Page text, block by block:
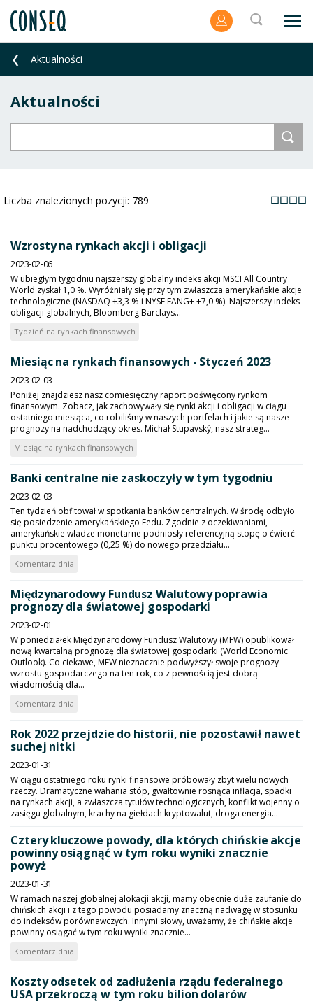
Aktualności
Aktualności
Liczba znalezionych pozycji: 789
Wzrosty na rynkach akcji i obligacji
2023-02-06
W ubiegłym tygodniu najszerszy globalny indeks akcji MSCI All Country
World zyskał 1,0 %. Wyróżniały się przy tym zwłaszcza amerykańskie akcje
technologiczne (NASDAQ +3,3 % i NYSE FANG+ +7,0 %). Najszerszy indeks
obligacji globalnych, Bloomberg Barclays...
Tydzień na rynkach finansowych
Miesiąc na rynkach finansowych - Styczeń 2023
2023-02-03
Poniżej znajdziesz nasz comiesięczny raport poświęcony rynkom
finansowym. Zobacz, jak zachowywały się rynki akcji i obligacji w ciągu
ostatniego miesiąca, co robiliśmy w naszych portfelach i jakie są nasze
prognozy na nadchodzący okres. Michał Stupavský, nasz strateg...
Miesiąc na rynkach finansowych
Banki centralne nie zaskoczyły w tym tygodniu
2023-02-03
Ten tydzień obfitował w spotkania banków centralnych. W środę odbyło
się posiedzenie amerykańskiego Fedu. Zgodnie z oczekiwaniami,
amerykańskie władze monetarne podniosły referencyjną stopę o ćwierć
punktu procentowego (0,25 %) do nowego przedziału...
Komentarz dnia
Międzynarodowy Fundusz Walutowy poprawia
prognozy dla światowej gospodarki
2023-02-01
W poniedziałek Międzynarodowy Fundusz Walutowy (MFW) opublikował
nową kwartalną prognozę dla światowej gospodarki (World Economic
Outlook). Co ciekawe, MFW nieznacznie podwyższył swoje prognozy
wzrostu gospodarczego na ten rok, co z pewnością jest dobrą
wiadomością dla...
Komentarz dnia
Rok 2022 przejdzie do historii, nie pozostawił nawet
suchej nitki
2023-01-31
W ciągu ostatniego roku rynki finansowe próbowały zbyt wielu nowych
rzeczy. Dramatyczne wahania stóp, gwałtownie rosnąca inflacja, spadki
na rynkach akcji, a zwłaszcza tytułów technologicznych, konflikt wojenny o
zasięgu globalnym, krachy na giełdach kryptowalut, droga energia...
Cztery kluczowe powody, dla których chińskie akcje
powinny osiągnąć w tym roku wyniki znacznie
powyż
2023-01-31
W ramach naszej globalnej alokacji akcji, mamy obecnie duże zaufanie do
chińskich akcji i z tego powodu posiadamy znaczną nadwagę w stosunku
do indeksów porównawczych. Innymi słowy, uważamy, że chińskie akcje
powinny osiągać w tym roku wyniki znacznie...
Komentarz dnia
Koszty odsetek od zadłużenia rządu federalnego
USA przekroczą w tym roku bilion dolarów